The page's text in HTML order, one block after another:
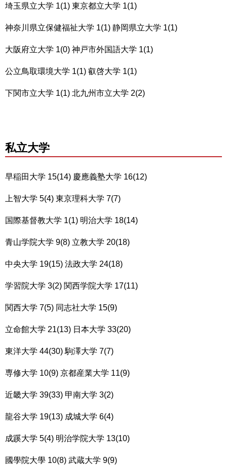
埼玉県立大学 1(1) 東京都立大学 1(1)
神奈川県立保健福祉大学 1(1) 静岡県立大学 1(1)
大阪府立大学 1(0) 神戸市外国語大学 1(1)
公立鳥取環境大学 1(1) 叡啓大学 1(1)
下関市立大学 1(1) 北九州市立大学 2(2)
私立大学
早稲田大学 15(14) 慶應義塾大学 16(12)
上智大学 5(4) 東京理科大学 7(7)
国際基督教大学 1(1) 明治大学 18(14)
青山学院大学 9(8) 立教大学 20(18)
中央大学 19(15) 法政大学 24(18)
学習院大学 3(2) 関西学院大学 17(11)
関西大学 7(5) 同志社大学 15(9)
立命館大学 21(13) 日本大学 33(20)
東洋大学 44(30) 駒澤大学 7(7)
専修大学 10(9) 京都産業大学 11(9)
近畿大学 39(33) 甲南大学 3(2)
龍谷大学 19(13) 成城大学 6(4)
成蹊大学 5(4) 明治学院大学 13(10)
國學院大學 10(8) 武蔵大学 9(9)